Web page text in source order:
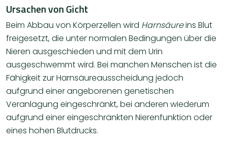
Ursachen von Gicht
Beim Abbau von Körperzellen wird Harnsäureins Blut
freigesetzt, die unter normalen Bedingungen über die
Nieren ausgeschieden und mit dem Urin
ausgeschwemmt wird. Bei manchen Menschen ist die
Fähigkeit zur Harnsäureausscheidung jedoch
aufgrund einer angeborenen genetischen
Veranlagung eingeschränkt, bei anderen wiederum
aufgrund einer eingeschränkten Nierenfunktion oder
eines hohen Blutdrucks.